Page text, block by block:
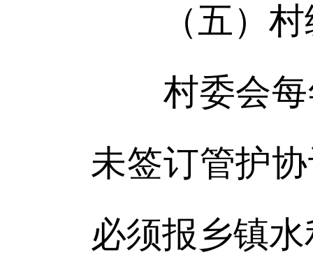
（五）
村委会每
未签订管护
必须报乡镇